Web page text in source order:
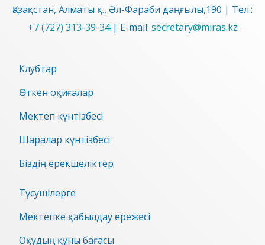
Қазақстан, Алматы қ., Әл-Фараби даңғылы,190 | Тел.:
+7 (727) 313-39-34| E-mail: secretary@miras.kz
Клубтар
Өткен оқиғалар
Мектеп күнтізбесі
Шаралар күнтізбесі
Біздің ерекшеліктер
Түсушілерге
Мектепке қабылдау ережесі
Оқудың құны бағасы